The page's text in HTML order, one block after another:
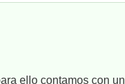
ello contamos con un